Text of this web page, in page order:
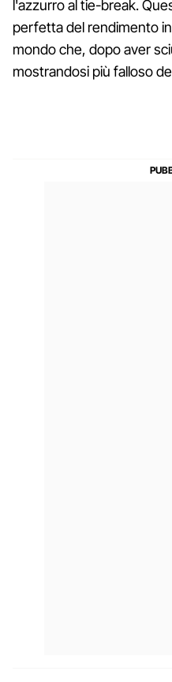
l'azzurro al tie-break.
perfetta del rendimento
mondo che, dopo aver
mostrandosi più falloso